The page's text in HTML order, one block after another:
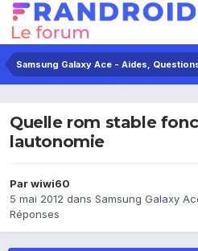
Samsung Galaxy Ace - Aides,
Quelle rom stable
lautonomie
Parwiwi60
5 mai 2012 dans Samsung Galaxy
Réponses